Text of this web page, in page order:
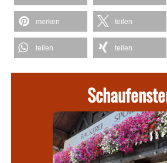
merken teilen
teilen teilen